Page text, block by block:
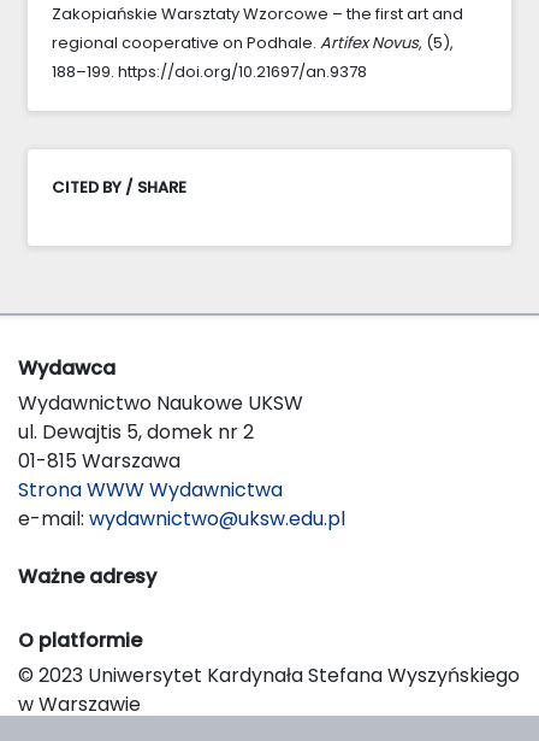
Zakopiańskie Warsztaty Wzorcowe – the first art and
regional cooperative on Podhale. Artifex Novus, (5),
188–199. https://doi.org/10.21697/an.9378
CITED BY / SHARE
Wydawca
Wydawnictwo Naukowe UKSW
ul. Dewajtis 5, domek nr 2
01-815 Warszawa
Strona WWW Wydawnictwa
e-mail: wydawnictwo@uksw.edu.pl
Ważne adresy
O platformie
© 2023 Uniwersytet Kardynała Stefana Wyszyńskiego
w Warszawie